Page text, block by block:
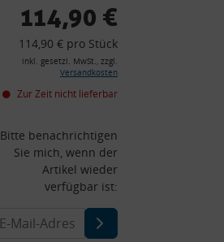
114,90 €
114,90 € pro Stück
inkl. gesetzl. MwSt., zzgl.
Versandkosten
Zur Zeit nicht lieferbar
Bitte benachrichtigen
Sie mich, wenn der
Artikel wieder
verfügbar ist: